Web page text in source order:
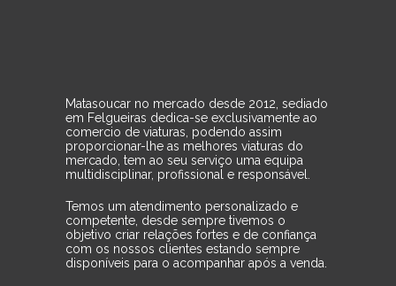
Matasoucar no mercado desde 2012, sediado
em Felgueiras dedica-se exclusivamente ao
comercio de viaturas, podendo assim
proporcionar-lhe as melhores viaturas do
mercado, tem ao seu serviço uma equipa
multidisciplinar, profissional e responsável.
Temos um atendimento personalizado e
competente, desde sempre tivemos o
objetivo criar relações fortes e de confiança
com os nossos clientes estando sempre
disponíveis para o acompanhar após a venda.